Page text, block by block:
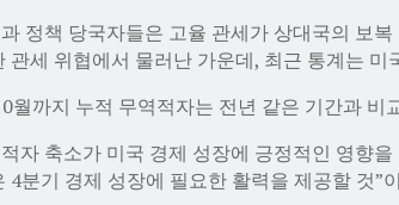
정책 당국자들은 고율 관세가 상대국의 보
관세 위협에서 물러난 가운데, 최근 통계는
월까지 누적 무역적자는 전년 같은 기간과 비
자 축소가 미국 경제 성장에 긍정적인 영향
4분기 경제 성장에 필요한 활력을 제공할 것”